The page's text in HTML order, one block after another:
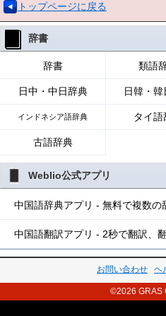
トップページに戻る
辞書
辞書 類語
日中・中日辞典 日韓・
インドネシア語辞典 タイ語
古語辞典
Weblio公式アプリ
中国語辞典アプリ - 無料で複数
中国語翻訳アプリ - 2秒で翻訳、
お問い合わせ ヘ
©2026 GRAS